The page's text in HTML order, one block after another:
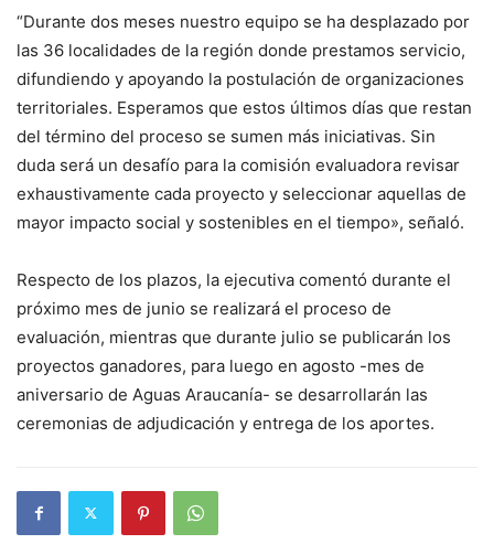
“Durante dos meses nuestro equipo se ha desplazado por
las 36 localidades de la región donde prestamos servicio,
difundiendo y apoyando la postulación de organizaciones
territoriales. Esperamos que estos últimos días que restan
del término del proceso se sumen más iniciativas. Sin
duda será un desafío para la comisión evaluadora revisar
exhaustivamente cada proyecto y seleccionar aquellas de
mayor impacto social y sostenibles en el tiempo», señaló.
Respecto de los plazos, la ejecutiva comentó durante el
próximo mes de junio se realizará el proceso de
evaluación, mientras que durante julio se publicarán los
proyectos ganadores, para luego en agosto -mes de
aniversario de Aguas Araucanía- se desarrollarán las
ceremonias de adjudicación y entrega de los aportes.